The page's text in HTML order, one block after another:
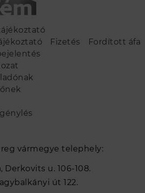
Fizetés
Fordított áfa
vármegye telephely:
u. 106-108.
út 122.